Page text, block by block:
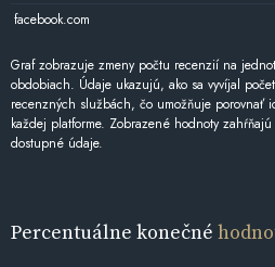
facebook.com
Graf zobrazuje zmeny počtu recenzií na
obdobiach. Údaje ukazujú, ako sa vyvíjal
recenzných službách, čo umožňuje porovnať
každej platforme. Zobrazené hodnoty
dostupné údaje.
Percentuálne konečné